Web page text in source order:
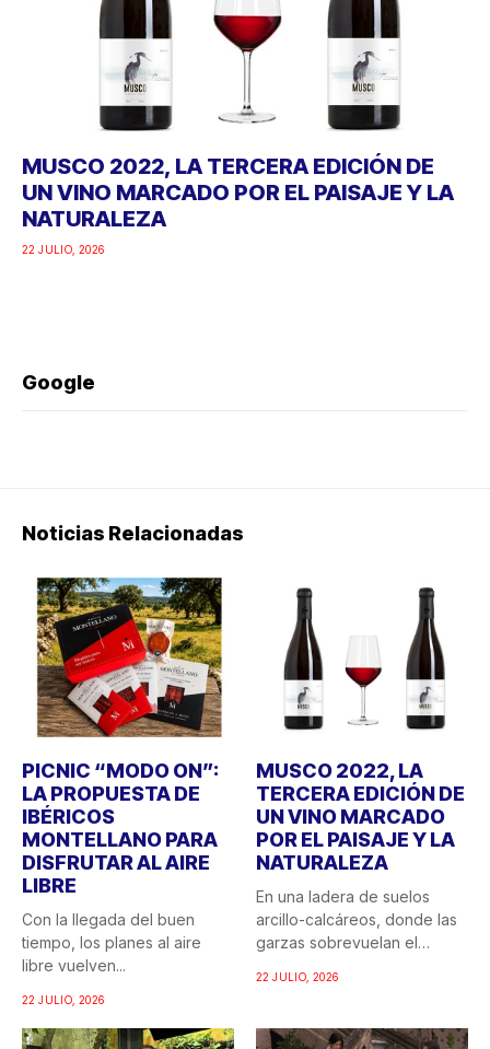
MUSCO 2022, LA TERCERA EDICIÓN DE
UN VINO MARCADO POR EL PAISAJE Y LA
NATURALEZA
22 JULIO, 2026
Google
Noticias Relacionadas
PICNIC “MODO ON”:
LA PROPUESTA DE
IBÉRICOS
MONTELLANO PARA
DISFRUTAR AL AIRE
LIBRE
Con la llegada del buen
tiempo, los planes al aire
libre vuelven...
22 JULIO, 2026
MUSCO 2022, LA
TERCERA EDICIÓN DE
UN VINO MARCADO
POR EL PAISAJE Y LA
NATURALEZA
En una ladera de suelos
arcillo-calcáreos, donde las
garzas sobrevuelan el
22 JULIO, 2026